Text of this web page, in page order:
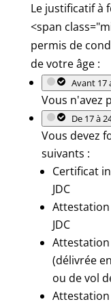
Le justificatif à
<span
permis de
de votre âge :
Avant 17
Vous n'avez
De 17 à
Vous devez
suivants :
Certificat
JDC
JDC
(délivrée
ou de vol